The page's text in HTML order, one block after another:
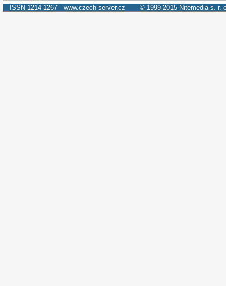
ISSN 1214-1267 www.czech-server.cz © 1999-2015 Nitemedia s. r.